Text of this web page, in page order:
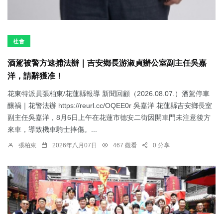
社會
酒駕被警方逮捕法辦｜吉安鄉長游淑貞辦公室副主任吳嘉
洋，請辭獲准！
花東特派員張柏東/花蓮縣報導 新聞回顧（2026.08.07.）酒駕停車
釀禍｜花警法辦 https://reurl.cc/OQEE0r 吳嘉洋 花蓮縣吉安鄉長室
副主任吳嘉洋，8月6日上午在花蓮市德安二街因開車門未注意後方
來車，導致機車騎士摔傷。...
張柏東 2026年八月07日 467 觀看 0 分享